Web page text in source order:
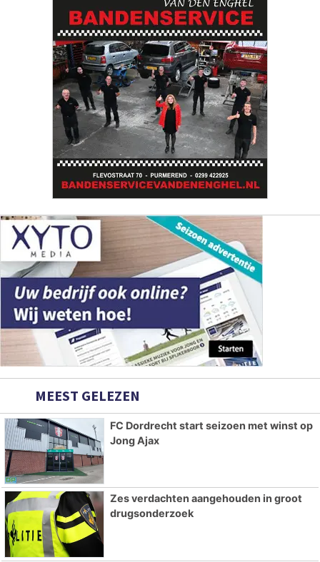
MEEST GELEZEN
FC Dordrecht start seizoen met winst op
Jong Ajax
Zes verdachten aangehouden in groot
drugsonderzoek